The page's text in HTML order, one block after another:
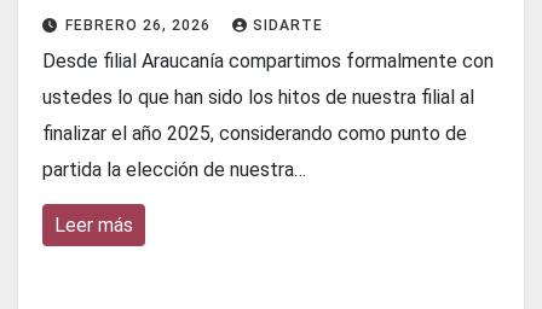
FEBRERO 26, 2026 SIDARTE
Desde filial Araucanía compartimos formalmente con
ustedes lo que han sido los hitos de nuestra filial al
finalizar el año 2025, considerando como punto de
partida la elección de nuestra…
Leer más